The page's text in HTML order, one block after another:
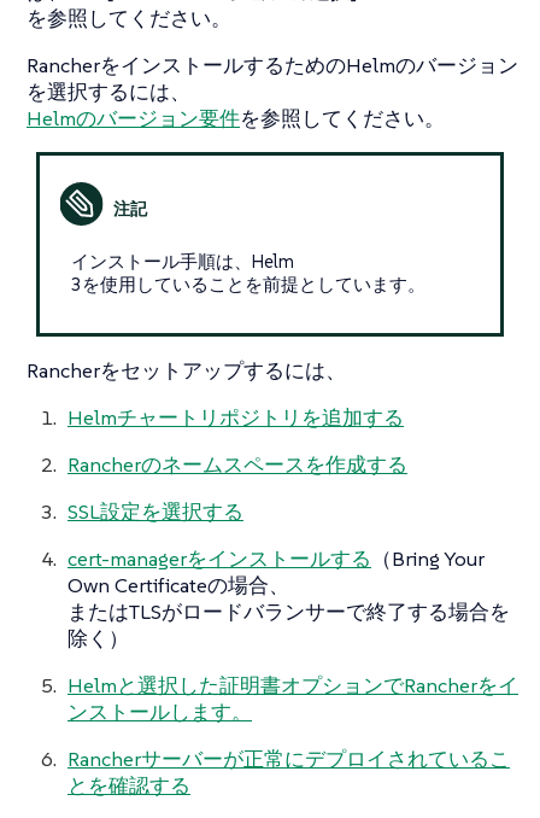
を参照してください。
RancherをインストールするためのHelmのバージョン
を選択するには、
Helmのバージョン要件を参照してください。
インストール手順は、Helm
3を使用していることを前提としています。
Rancherをセットアップするには、
Helmチャートリポジトリを追加する
Rancherのネームスペースを作成する
SSL設定を選択する
cert-managerをインストールする （Bring Your
Own Certificateの場合、
またはTLSがロードバランサーで終了する場合を
除く）
Helmと選択した証明書オプションでRancherをイ
ンストールします。
Rancherサーバーが正常にデプロイされているこ
とを確認する